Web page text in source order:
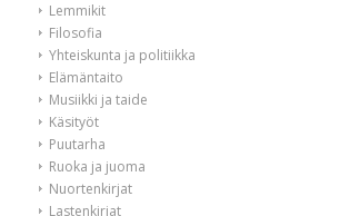
Lemmikit
Filosofia
Yhteiskunta ja politiikka
Elämäntaito
Musiikki ja taide
Käsityöt
Puutarha
Ruoka ja juoma
Nuortenkirjat
Lastenkirjat